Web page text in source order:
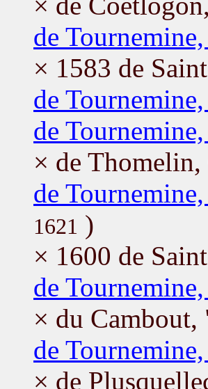
de Tournemine,
× 1583 de
de Tournemine,
de Tournemine,
× de
de Tournemine,
1621 )
× 1600 de
de Tournemine,
× du
de Tournemine,
× de